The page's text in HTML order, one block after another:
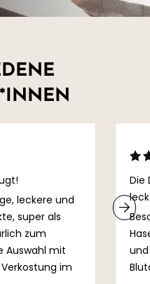
leckere und
super als
zum
Auswahl mit
im
Die